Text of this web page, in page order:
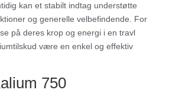
kan et stabilt indtag understøtte
og generelle velbefindende. For
på deres krop og energi i en travl
være en enkel og effektiv
750